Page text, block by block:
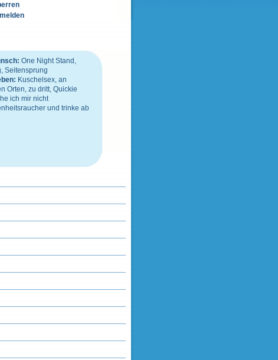
One Night Stand,
Seitensprung
Kuschelsex, an
Orten, zu dritt, Quickie
ich mir nicht
und trinke ab